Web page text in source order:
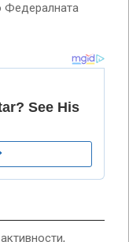
Федералната